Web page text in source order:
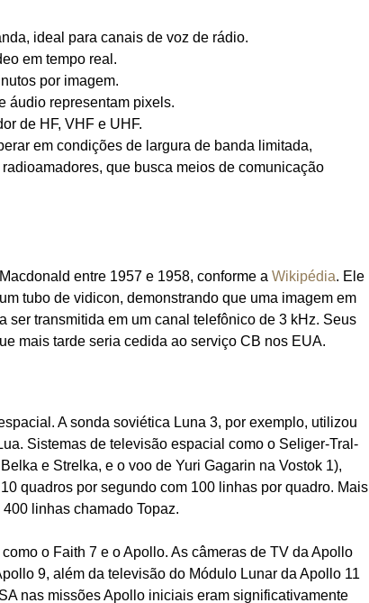
ideal para canais de voz de rádio.
em tempo real.
por imagem.
áudio representam pixels.
de HF, VHF e UHF.
em condições de largura de banda limitada,
que busca meios de comunicação
entre 1957 e 1958, conforme a Wikipédia. Ele
tubo de vidicon, demonstrando que uma imagem em
transmitida em um canal telefônico de 3 kHz. Seus
mais tarde seria cedida ao serviço CB nos EUA.
A sonda soviética Luna 3, por exemplo, utilizou
Sistemas de televisão espacial como o Seliger-Tral-
e Strelka, e o voo de Yuri Gagarin na Vostok 1),
quadros por segundo com 100 linhas por quadro. Mais
linhas chamado Topaz.
o Faith 7 e o Apollo. As câmeras de TV da Apollo
9, além da televisão do Módulo Lunar da Apollo 11
nas missões Apollo iniciais eram significativamente